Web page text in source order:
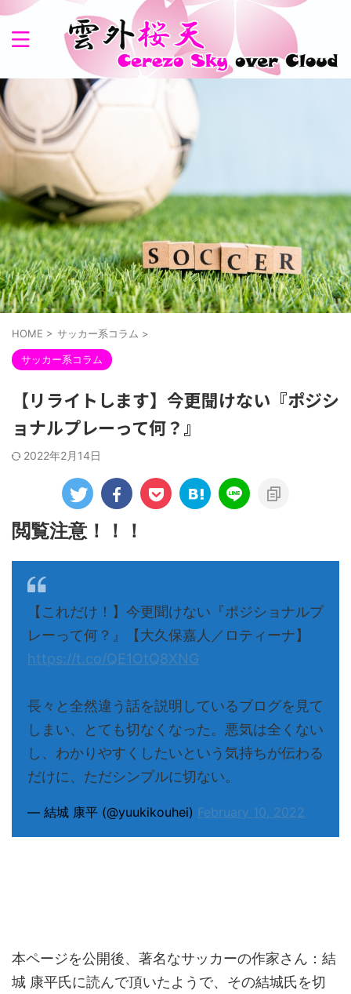
HOME > サッカー系コラム >
サッカー系コラム
【リライトします】今更聞けない『ポジシ
ョナルプレーって何？』
2022年2月14日
閲覧注意！！！
【これだけ！】今更聞けない『ポジショナルプ
レーって何？』【大久保嘉人／ロティーナ】
https://t.co/QE1OtQ8XNG
長々と全然違う話を説明しているブログを見て
しまい、とても切なくなった。悪気は全くない
し、わかりやすくしたいという気持ちが伝わる
だけに、ただシンプルに切ない。
— 結城 康平 (@yuukikouhei) February 10, 2022
本ページを公開後、著名なサッカーの作家さん：結
城 康平氏に読んで頂いたようで、その結城氏を切